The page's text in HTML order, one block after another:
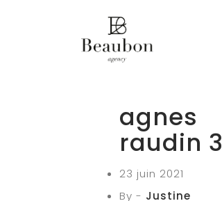
agnes
raudin 3
23 juin 2021
By - Justine